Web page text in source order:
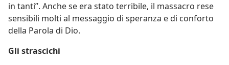
in tanti”. Anche se era stato terribile, il massacro rese
sensibili molti al messaggio di speranza e di conforto
della Parola di Dio.
Gli strascichi